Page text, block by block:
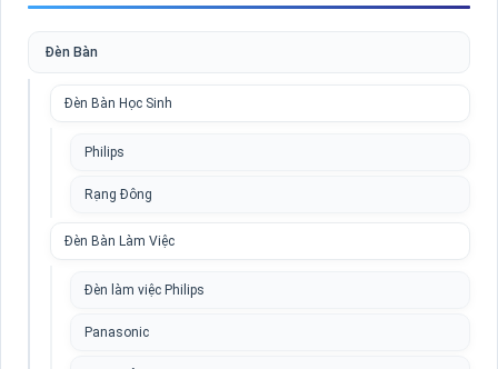
Đèn Bàn
Đèn Bàn Học Sinh
Philips
Rạng Đông
Đèn Bàn Làm Việc
Đèn làm việc Philips
Panasonic